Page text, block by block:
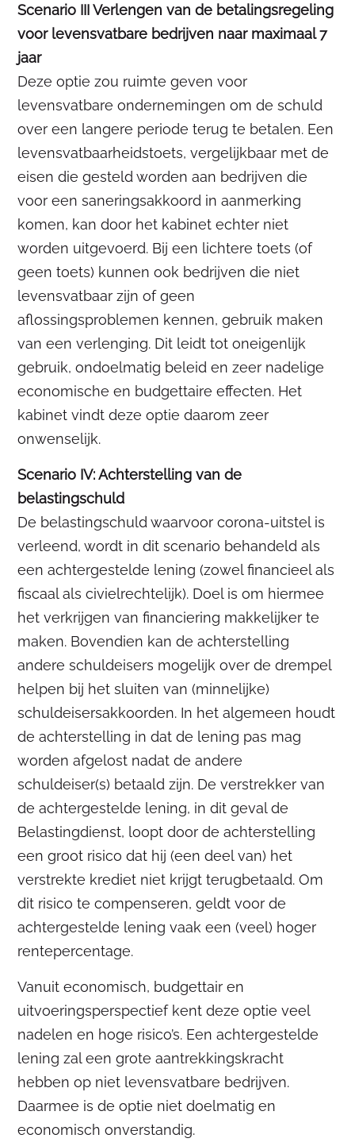
Scenario III Verlengen van de betalingsregeling
voor levensvatbare bedrijven naar maximaal 7
jaar
Deze optie zou ruimte geven voor
levensvatbare ondernemingen om de schuld
over een langere periode terug te betalen. Een
levensvatbaarheidstoets, vergelijkbaar met de
eisen die gesteld worden aan bedrijven die
voor een saneringsakkoord in aanmerking
komen, kan door het kabinet echter niet
worden uitgevoerd. Bij een lichtere toets (of
geen toets) kunnen ook bedrijven die niet
levensvatbaar zijn of geen
aflossingsproblemen kennen, gebruik maken
van een verlenging. Dit leidt tot oneigenlijk
gebruik, ondoelmatig beleid en zeer nadelige
economische en budgettaire effecten. Het
kabinet vindt deze optie daarom zeer
onwenselijk.
Scenario IV: Achterstelling van de
belastingschuld
De belastingschuld waarvoor corona-uitstel is
verleend, wordt in dit scenario behandeld als
een achtergestelde lening (zowel financieel als
fiscaal als civielrechtelijk). Doel is om hiermee
het verkrijgen van financiering makkelijker te
maken. Bovendien kan de achterstelling
andere schuldeisers mogelijk over de drempel
helpen bij het sluiten van (minnelijke)
schuldeisersakkoorden. In het algemeen houdt
de achterstelling in dat de lening pas mag
worden afgelost nadat de andere
schuldeiser(s) betaald zijn. De verstrekker van
de achtergestelde lening, in dit geval de
Belastingdienst, loopt door de achterstelling
een groot risico dat hij (een deel van) het
verstrekte krediet niet krijgt terugbetaald. Om
dit risico te compenseren, geldt voor de
achtergestelde lening vaak een (veel) hoger
rentepercentage.
Vanuit economisch, budgettair en
uitvoeringsperspectief kent deze optie veel
nadelen en hoge risico’s. Een achtergestelde
lening zal een grote aantrekkingskracht
hebben op niet levensvatbare bedrijven.
Daarmee is de optie niet doelmatig en
economisch onverstandig.